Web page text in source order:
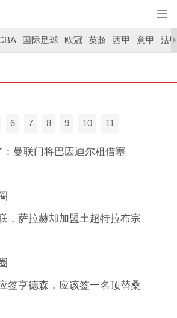
国际足球 欧冠 英超 西甲 意甲 法
6 7 8 9 10 11
：曼联门将巴因迪尔租借塞
，萨拉赫却加盟土超特拉布宗
签亨德森，应该签一名顶替桑